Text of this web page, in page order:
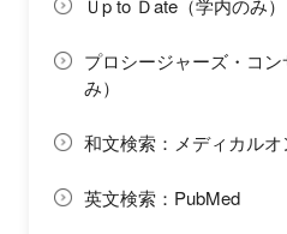
Ｕp to Ｄate（学内のみ）
プロシージャーズ・コ
み）
和文検索：メディカルオ
英文検索：PubMed